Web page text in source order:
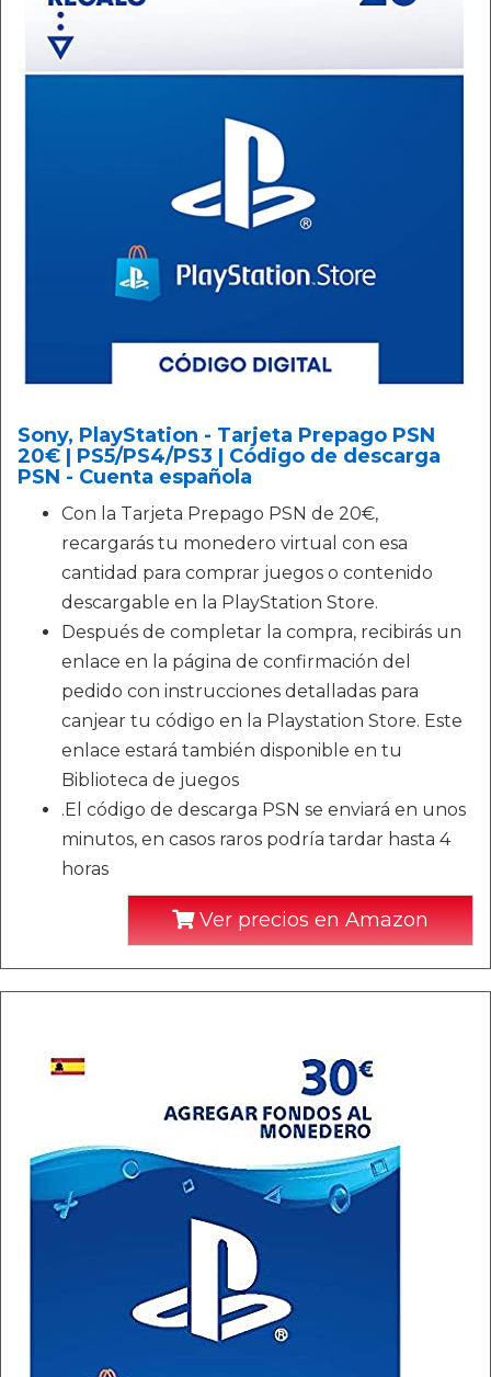
Sony, PlayStation - Tarjeta Prepago PSN
20€ | PS5/PS4/PS3 | Código de descarga
PSN - Cuenta española
Con la Tarjeta Prepago PSN de 20€,
recargarás tu monedero virtual con esa
cantidad para comprar juegos o contenido
descargable en la PlayStation Store.
Después de completar la compra, recibirás un
enlace en la página de confirmación del
pedido con instrucciones detalladas para
canjear tu código en la Playstation Store. Este
enlace estará también disponible en tu
Biblioteca de juegos
.El código de descarga PSN se enviará en unos
minutos, en casos raros podría tardar hasta 4
horas
Ver precios en Amazon